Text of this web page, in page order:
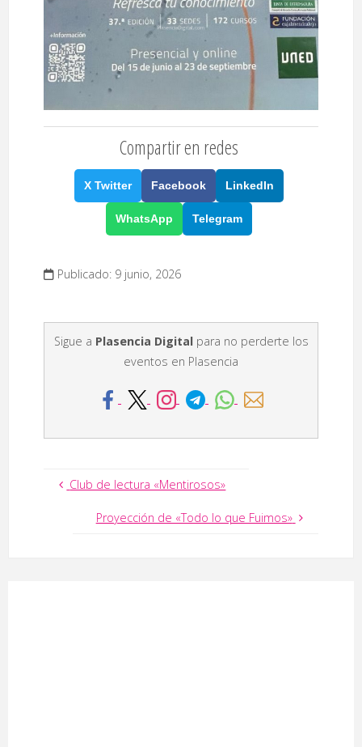
Compartir en redes
X Twitter Facebook LinkedIn
WhatsApp Telegram
Publicado: 9 junio, 2026
Sigue a Plasencia Digitalpara no perderte los
eventos en Plasencia
Club de lectura «Mentirosos»
Proyección de «Todo lo que Fuimos»